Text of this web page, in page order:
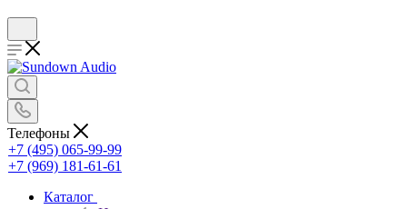
Телефоны
+7 (495) 065-99-99
+7 (969) 181-61-61
Каталог